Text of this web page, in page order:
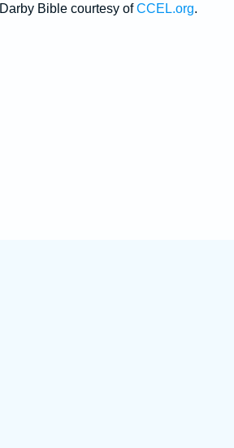
Darby Bible courtesy ofCCEL.org.